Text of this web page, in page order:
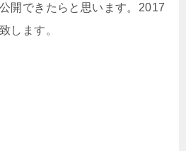
開できたらと思います。2017
します。